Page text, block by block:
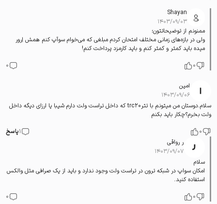
Shayan
۱۴۰۳/۰۹/۰۳
ممنونم از توضیحاتتون؛
ولی در بازه‌های زمانی مختلف امتحان کردم مبلغی که می‌خوام سوآپ کنم همش اِرور
میده باید کمتر و کمتر کنم و باید کارمزد پرداخت کنم!
0
0
امین
۱۴۰۳/۰۹/۰۶
سلام.دوستان من میتونم با تترtrc20 که داخل تراست ولت دارم شیبا یا ارزای دیگه داخل
ولت بخرم؟چکار باید بکنم
0
1پاسخ
ر رواقی
۱۴۰۳/۰۹/۰۷
سلام
امکان سواپ در شبکه ترون در تراست ولت وجود ندارد و باید از یک صرافی مثل والکس
استفاده کنید.
0
0